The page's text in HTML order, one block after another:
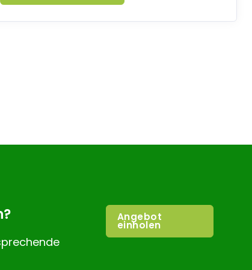
Angebot
einholen